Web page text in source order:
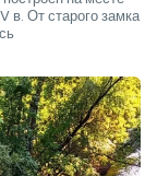
в. От старого замка